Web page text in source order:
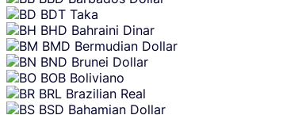
BDT Taka
BHD Bahraini Dinar
BMD Bermudian Dollar
BND Brunei Dollar
BOB Boliviano
BRL Brazilian Real
BSD Bahamian Dollar